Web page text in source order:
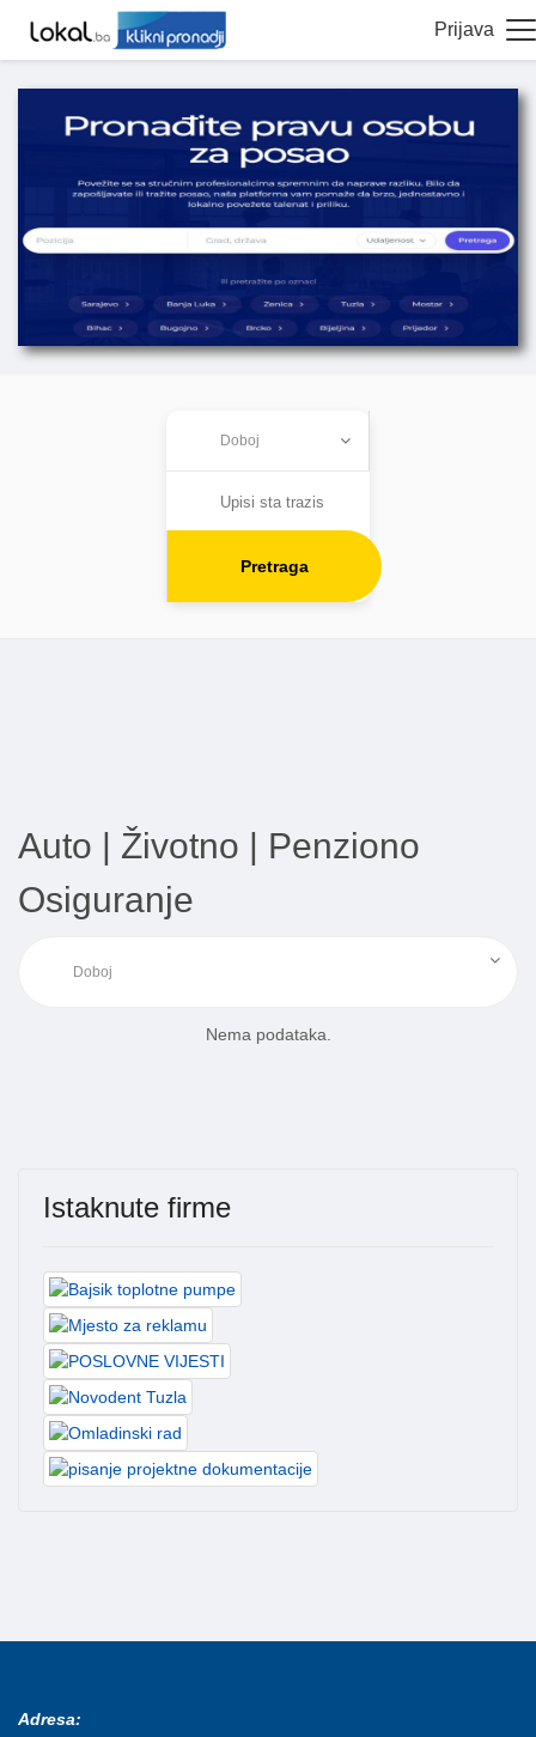
Prijava
Pretraga
Auto | Životno | Penziono
Osiguranje
Nema podataka.
Istaknute firme
Adresa: